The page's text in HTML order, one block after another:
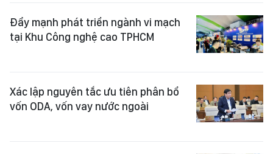
Đẩy mạnh phát triển ngành vi mạch
tại Khu Công nghệ cao TPHCM
Xác lập nguyên tắc ưu tiên phân bổ
vốn ODA, vốn vay nước ngoài